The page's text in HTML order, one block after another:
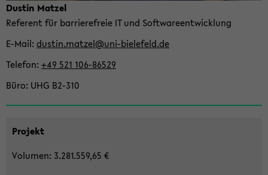
Dus­tin Mat­zel
Re­fe­rent für bar­rie­re­freie IT und Soft­ware­ent­wick­lung
E-​Mail dus­tin.mat­zel@uni-​bielefeld.de
Te­le­fon +49 521 106-​86529
Büro UHG B2-​310
Pro­jekt
Vo­lu­men: 3.281.559,65 €